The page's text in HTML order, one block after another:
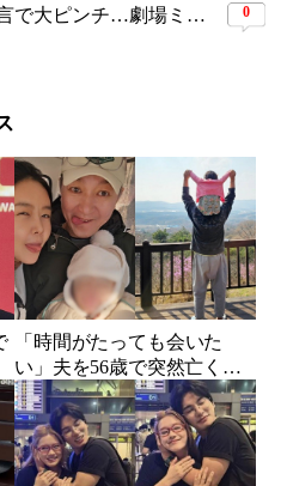
“国民的MC”がたった一言で大ピンチ…劇場ミュージカルを巡る発言に批判続出、ついに長文で謝罪 0
「時間がたっても会いた
い」夫を56歳で突然亡くし
た妻…笑顔が父親に似てき
た娘と歩む“その後”